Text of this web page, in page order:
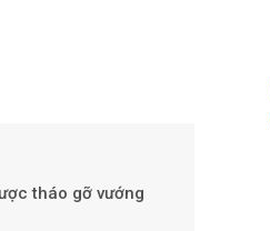
tháo gỡ vướng